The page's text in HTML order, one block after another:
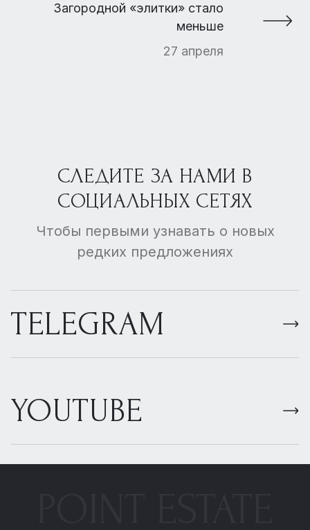
Загородной «элитки» стало
меньше
27 апреля
СЛЕДИТЕ ЗА НАМИ В
СОЦИАЛЬНЫХ СЕТЯХ
Чтобы первыми узнавать о новых
редких предложениях
TELEGRAM
YOUTUBE